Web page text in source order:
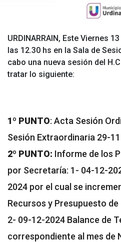
URDINARRAIN, Este Viernes
las 12.30 hs en la Sala de
cabo una nueva sesión del
tratar lo siguiente:
1º PUNTO: Acta Sesión
Sesión Extraordinaria 29-
2º PUNTO: Informe de los
por Secretaría: 1- 04-12-
2024 por el cual se
Recursos y Presupuesto
2- 09-12-2024 Balance de
correspondiente al mes de